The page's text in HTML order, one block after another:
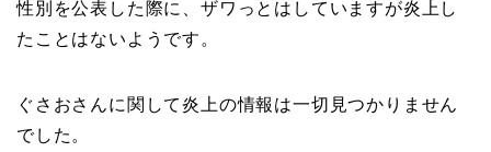
性別を公表した際に、ザワっとはしていますが炎上し
たことはないようです。
ぐさおさんに関して炎上の情報は一切見つかりません
でした。